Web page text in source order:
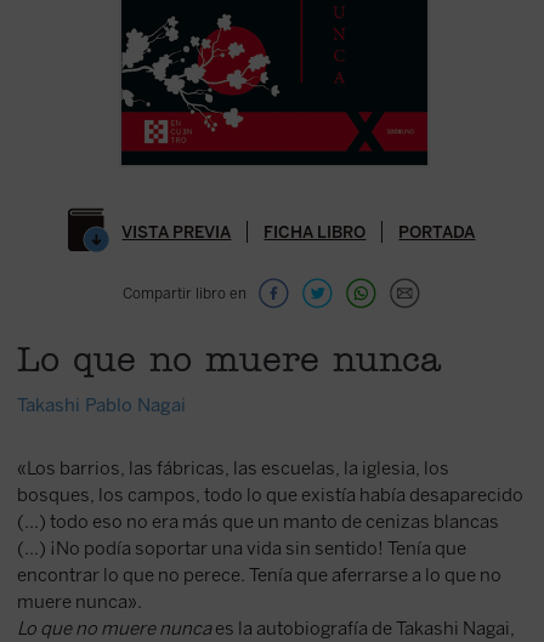
VISTA PREVIA FICHA LIBRO PORTADA
Compartir libro en
Lo que no muere nunca
Takashi Pablo Nagai
«Los barrios, las fábricas, las escuelas, la iglesia, los
bosques, los campos, todo lo que existía había desaparecido
(...) todo eso no era más que un manto de cenizas blancas
(...) ¡No podía soportar una vida sin sentido! Tenía que
encontrar lo que no perece. Tenía que aferrarse a lo que no
muere nunca».
Lo que no muere nuncaes la autobiografía de Takashi Nagai,